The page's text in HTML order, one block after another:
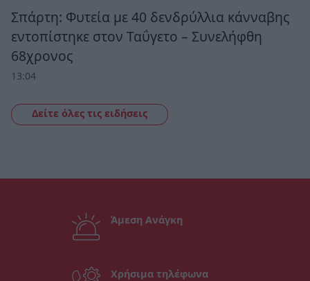
Σπάρτη: Φυτεία με 40 δενδρύλλια κάνναβης
εντοπίστηκε στον Ταΰγετο – Συνελήφθη
68χρονος
13:04
Δείτε όλες τις ειδήσεις
Άμεση Ανάγκη
Χρήσιμα τηλέφωνα